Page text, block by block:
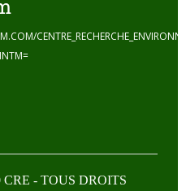
- TOUS DROITS